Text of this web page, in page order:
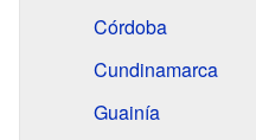
Córdoba
Cundinamarca
Guainía